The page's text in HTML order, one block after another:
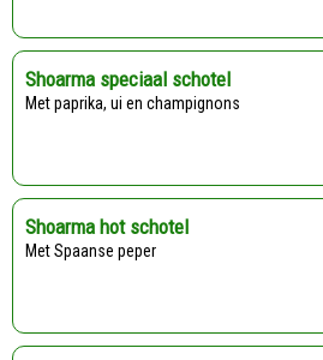
Shoarma speciaal schotel
Met paprika, ui en champignons
Shoarma hot schotel
Met Spaanse peper